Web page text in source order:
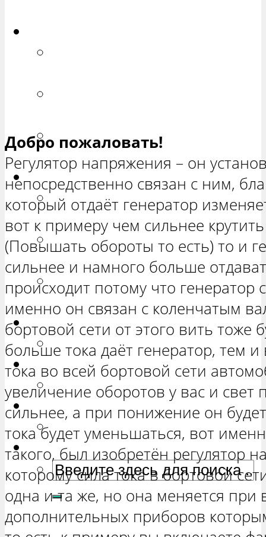
РЕМОНТ ВАЗ 2172 «ПРИОРА
ХЕТЧБЭК»
Нива
РЕМОНТ ВАЗ 21213 «НИВА
ТРЕХ-ДВЕРНАЯ»
ВАЗ 21214 «НИВА ТРЕХ-
ДВЕРНАЯ»
РЕМОНТ ВАЗ 2131 «НИВА
ЧЕТЫРЕХ-ДВЕРНАЯ»
Гранта
РЕМОНТ ВАЗ 2190 «ГРАНТА»
Ока
РЕМОНТ ВАЗ 1111 «ОКА»
Ларгус
РЕМОНТ ЛАДА ЛАРГУС
Добро пожаловать!
Регулятор напряжения – он
непосредственно связан с ним,
который отдаёт генератор
вот к примеру чем сильнее
(Повышать обороты то есть) то и
сильнее и намного больше
происходит потому что генератор
именно он связан с коленчатым
бортовой сети от этого вить тоже
больше тока даёт генератор, тем и
тока во всей бортовой сети
увеличение оборотов у вас и свет
сильнее, а при понижение он будет
тока будет уменьшаться, вот
такого, был изобретён регулятор
которому сила тока в бортовой
одна и та же, но она меняется при
дополнительных приборов